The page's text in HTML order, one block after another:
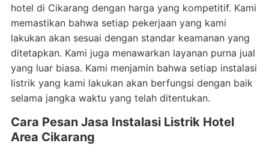
hotel di Cikarang dengan harga yang kompetitif. Kami
memastikan bahwa setiap pekerjaan yang kami
lakukan akan sesuai dengan standar keamanan yang
ditetapkan. Kami juga menawarkan layanan purna jual
yang luar biasa. Kami menjamin bahwa setiap instalasi
listrik yang kami lakukan akan berfungsi dengan baik
selama jangka waktu yang telah ditentukan.
Cara Pesan Jasa Instalasi Listrik Hotel
Area Cikarang